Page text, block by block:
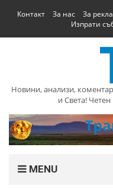
Контакт За нас За
Изпрати
Новини, анализи,
и Света! Четен
MENU